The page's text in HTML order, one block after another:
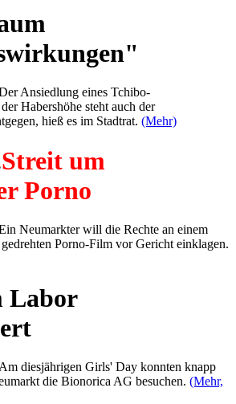
Ansiedlung eines Tchibo-
Habershöhe steht auch der
hieß es im Stadtrat. (Mehr)
Streit um
Porno
Neumarkter will die Rechte an einem
Porno-Film vor Gericht einklagen.
Labor
Am diesjährigen Girls' Day konnten knapp
die Bionorica AG besuchen. (Mehr,